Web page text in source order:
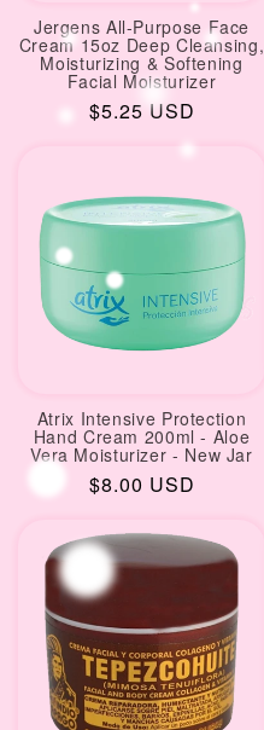
Jergens All-Purpose Face
Cream 15oz Deep Cleansing,
Moisturizing & Softening
Facial Moisturizer
Regular
$5.25 USD
Atrix Intensive Protection
Hand Cream 200ml - Aloe
Vera Moisturizer - New Jar
Regular
$8.00 USD